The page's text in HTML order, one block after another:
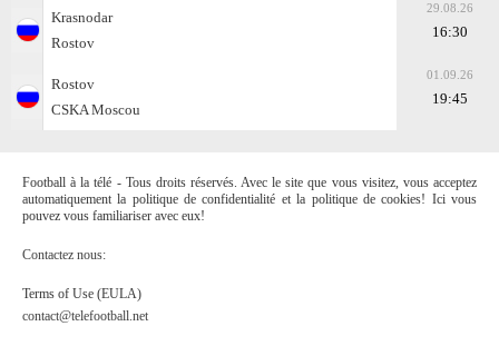
Krasnodar
Rostov
29.08.26
16:30
Rostov
CSKA Moscou
01.09.26
19:45
Football à la télé - Tous droits réservés. Avec le site que vous visitez, vous acceptez
automatiquement la politique de confidentialité et la politique de cookies! Ici vous
pouvez vous familiariser avec eux!
Contactez nous:
Terms of Use (EULA)
contact@telefootball.net